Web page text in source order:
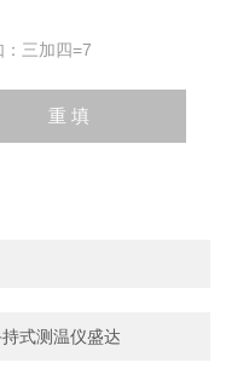
三加四=7
式测温仪盛达